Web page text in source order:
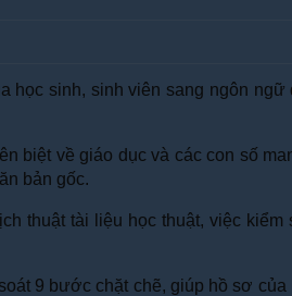
học sinh, sinh viên sang ngôn
về giáo dục và các con số
bản gốc.
thuật tài liệu học thuật, việc
9 bước chặt chẽ, giúp hồ sơ